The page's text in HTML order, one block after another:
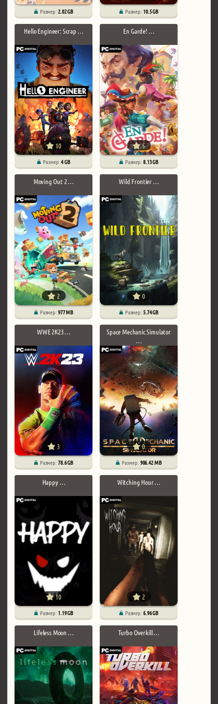
Размер:2.02 GB Размер: 10.5 GB
Hello Engineer: Scrap …
10
Размер: 4 GB
En Garde! …
5
Размер:8.13 GB
Moving Out 2 …
2
Размер:977 MB
Wild Frontier …
0
Размер:5.74 GB
WWE 2K23 …
3
Размер:78.6 GB
Space Mechanic Simulator
…
0
Размер:906.42 MB
Happy …
10
Размер: 1.19 GB
Witching Hour …
2
Размер:6.96 GB
Lifeless Moon … Turbo Overkill …